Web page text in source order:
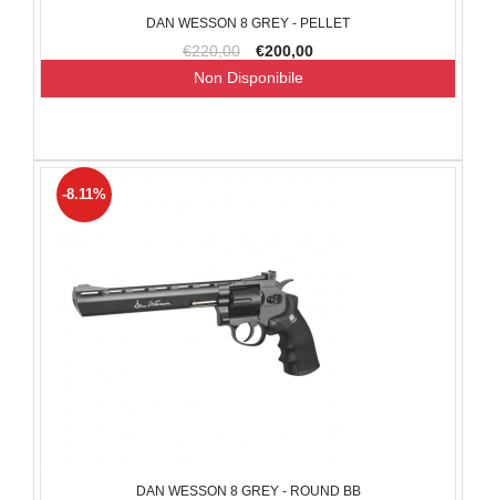
DAN WESSON 8 GREY - PELLET
€220,00 €200,00
Non Disponibile
DAN WESSON 8 GREY - ROUND BB
-8.11%